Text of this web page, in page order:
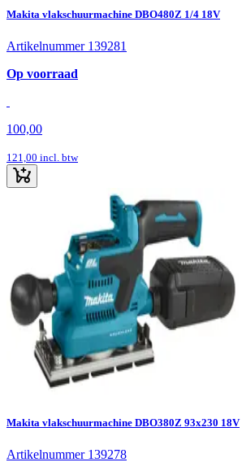
Makita vlakschuurmachine DBO480Z 1/4 18V
Artikelnummer 139281
Op voorraad
100,00
121,00 incl. btw
Makita vlakschuurmachine DBO380Z 93x230 18V
Artikelnummer 139278